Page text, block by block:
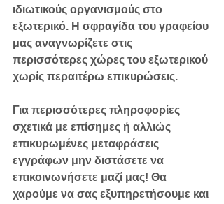
ιδιωτικούς οργανισμούς στο
εξωτερικό. Η σφραγίδα του γραφείου
μας αναγνωρίζετε στις
περισσότερες χώρες του εξωτερικού
χωρίς περαιτέρω επικυρώσεις.
Για περισσότερες πληροφορίες
σχετικά με επίσημες ή αλλιώς
επικυρωμένες μεταφράσεις
εγγράφων μην διστάσετε να
επικοινωνήσετε μαζί μας! Θα
χαρούμε να σας εξυπηρετήσουμε και